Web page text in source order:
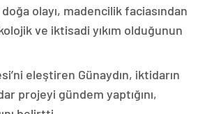
olayı, madencilik faciasından
ve iktisadi yıkım olduğunun
eleştiren Günaydın, iktidarın
projeyi gündem yaptığını,